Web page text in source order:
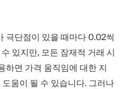
극단점이 있을 때마다 0.02씩
있지만, 모든 잠재적 거래 시
하면 가격 움직임에 대한 지
움이 될 수 있습니다. 그러나